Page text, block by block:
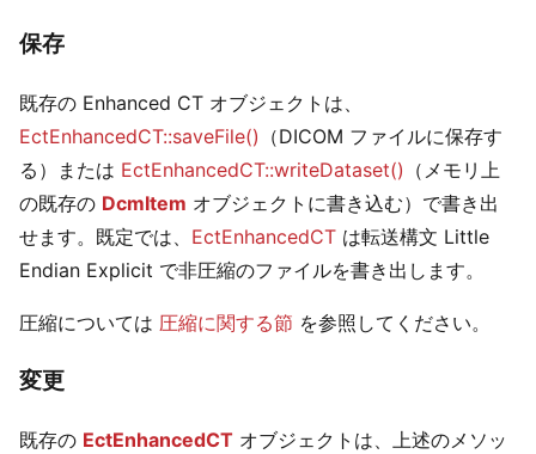
保存
既存の Enhanced CT オブジェクトは、
EctEnhancedCT::saveFile() （DICOM ファイルに保存す
る）または EctEnhancedCT::writeDataset() （メモリ上
の既存の DcmItem オブジェクトに書き込む）で書き出
せます。既定では、 EctEnhancedCT は転送構文 Little
Endian Explicit で非圧縮のファイルを書き出します。
圧縮については 圧縮に関する節 を参照してください。
変更
既存の EctEnhancedCT オブジェクトは、上述のメソッ